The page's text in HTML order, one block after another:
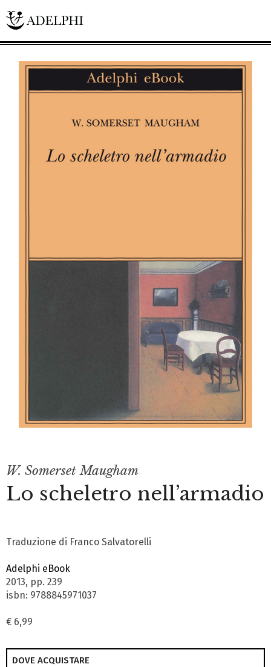
W. Somerset Maugham
Lo scheletro nell’armadio
Traduzione di Franco Salvatorelli
Adelphi eBook
2013, pp. 239
isbn: 9788845971037
€ 6,99
DOVE ACQUISTARE